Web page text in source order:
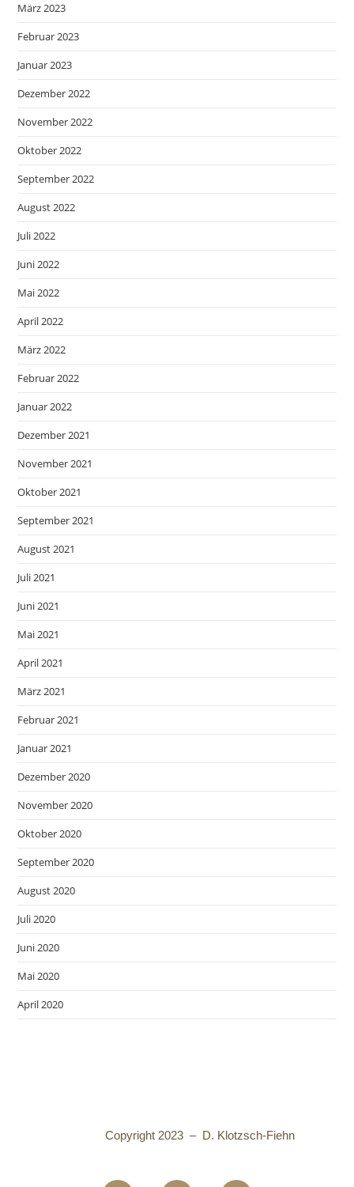
März 2023
Februar 2023
Januar 2023
Dezember 2022
November 2022
Oktober 2022
September 2022
August 2022
Juli 2022
Juni 2022
Mai 2022
April 2022
März 2022
Februar 2022
Januar 2022
Dezember 2021
November 2021
Oktober 2021
September 2021
August 2021
Juli 2021
Juni 2021
Mai 2021
April 2021
März 2021
Februar 2021
Januar 2021
Dezember 2020
November 2020
Oktober 2020
September 2020
August 2020
Juli 2020
Juni 2020
Mai 2020
April 2020
Copyright 2023 – D. Klotzsch-Fiehn